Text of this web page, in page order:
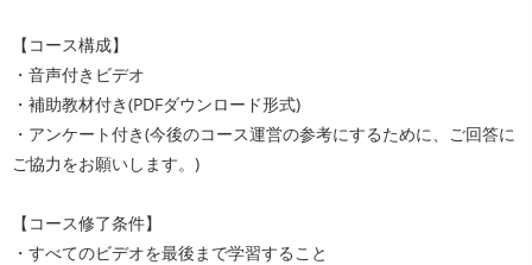
【コース構成】
・音声付きビデオ
・補助教材付き(PDFダウンロード形式)
・アンケート付き(今後のコース運営の参考にするために、ご回答に
ご協力をお願いします。)
【コース修了条件】
・すべてのビデオを最後まで学習すること